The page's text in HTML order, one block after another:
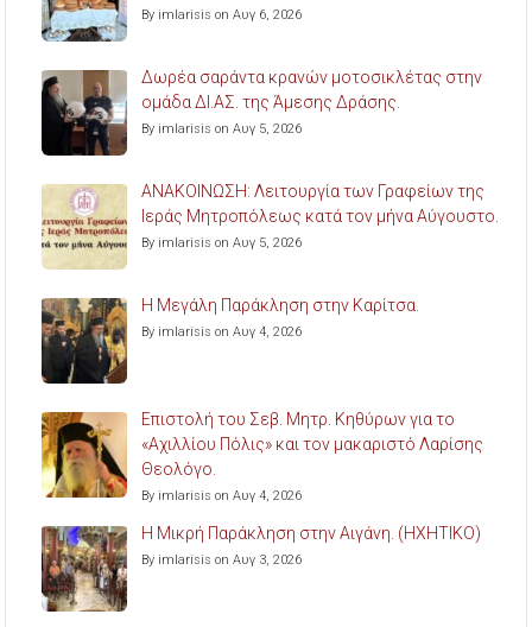
By imlarisis on Αυγ 6, 2026
Δωρέα σαράντα κρανών μοτοσικλέτας στην
ομάδα ΔΙ.ΑΣ. της Άμεσης Δράσης.
By imlarisis on Αυγ 5, 2026
ΑΝΑΚΟΙΝΩΣΗ: Λειτουργία των Γραφείων της
Ιεράς Μητροπόλεως κατά τον μήνα Αύγουστο.
By imlarisis on Αυγ 5, 2026
Η Μεγάλη Παράκληση στην Καρίτσα.
By imlarisis on Αυγ 4, 2026
Επιστολή του Σεβ. Μητρ. Κηθύρων για το
«Αχιλλίου Πόλις» και τον μακαριστό Λαρίσης
Θεολόγο.
By imlarisis on Αυγ 4, 2026
Η Μικρή Παράκληση στην Αιγάνη. (ΗΧΗΤΙΚΟ)
By imlarisis on Αυγ 3, 2026